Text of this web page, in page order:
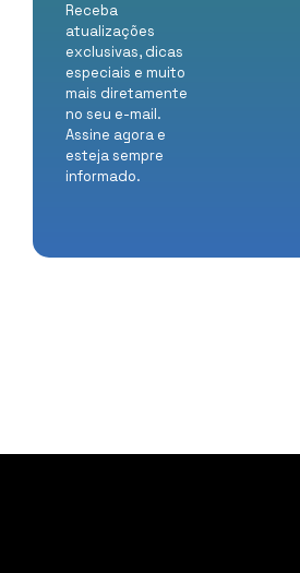
Receba
atualizações
exclusivas, dicas
especiais e muito
mais diretamente
no seu e-mail.
Assine agora e
esteja sempre
informado.